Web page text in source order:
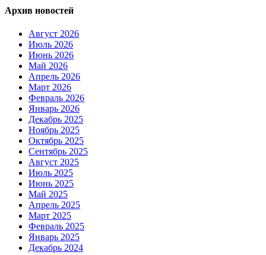
Архив новостей
Август 2026
Июль 2026
Июнь 2026
Май 2026
Апрель 2026
Март 2026
Февраль 2026
Январь 2026
Декабрь 2025
Ноябрь 2025
Октябрь 2025
Сентябрь 2025
Август 2025
Июль 2025
Июнь 2025
Май 2025
Апрель 2025
Март 2025
Февраль 2025
Январь 2025
Декабрь 2024